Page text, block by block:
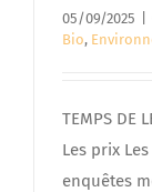
05/09/2025
Bio,
TEMPS DE
Les prix
enquêtes